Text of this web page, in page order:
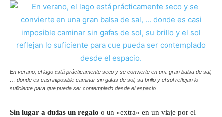
En verano, el lago está prácticamente seco y se convierte en una gran balsa de sal,
… donde es casi imposible caminar sin gafas de sol, su brillo y el sol reflejan lo
suficiente para que pueda ser contemplado desde el espacio.
Sin lugar a dudas un regalo o un «extra» en un viaje por el